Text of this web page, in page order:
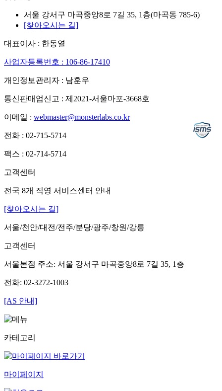
서울 강서구 마곡중앙8로 7길 35, 1층(마곡동 785-6)
[찾아오시는 길]
대표이사 : 한동열
사업자등록번호 : 106-86-17410
개인정보관리자 : 남훈우
통신판매업신고 : 제2021-서울마포-3668호
이메일 : webmaster@monsterlabs.co.kr
전화 : 02-715-5714
팩스 : 02-714-5714
고객센터
전국 8개 직영 서비스센터 안내
[찾아오시는 길]
서울/천안/대전/전주/분당/광주/창원/강릉
고객센터
서울본점 주소: 서울 강서구 마곡중앙8로 7길 35, 1층
전화: 02-3272-1003
[AS 안내]
카테고리
마이페이지